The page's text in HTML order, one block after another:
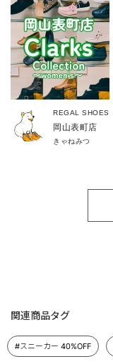
REGAL SHOES
岡山表町店
きゃねみつ
関連商品タグ
#スニーカー 40%OFF